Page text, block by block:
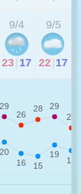
9/4
23 17
9/5
22 17